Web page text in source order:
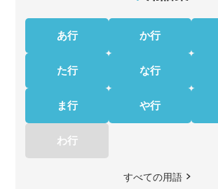
あ行 か行
た行 な行
ま行 や行
わ行
すべての用語